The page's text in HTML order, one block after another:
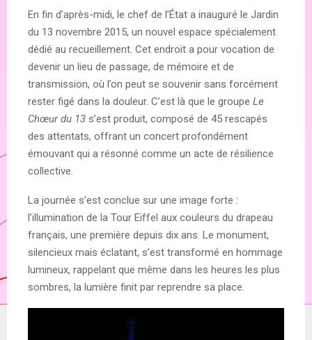
En fin d’après-midi, le chef de l’État a inauguré le Jardin
du 13 novembre 2015, un nouvel espace spécialement
dédié au recueillement. Cet endroit a pour vocation de
devenir un lieu de passage, de mémoire et de
transmission, où l’on peut se souvenir sans forcément
rester figé dans la douleur. C’est là que le groupe Le
Chœur du 13 s’est produit, composé de 45 rescapés
des attentats, offrant un concert profondément
émouvant qui a résonné comme un acte de résilience
collective.
La journée s’est conclue sur une image forte :
l’illumination de la Tour Eiffel aux couleurs du drapeau
français, une première depuis dix ans. Le monument,
silencieux mais éclatant, s’est transformé en hommage
lumineux, rappelant que même dans les heures les plus
sombres, la lumière finit par reprendre sa place.